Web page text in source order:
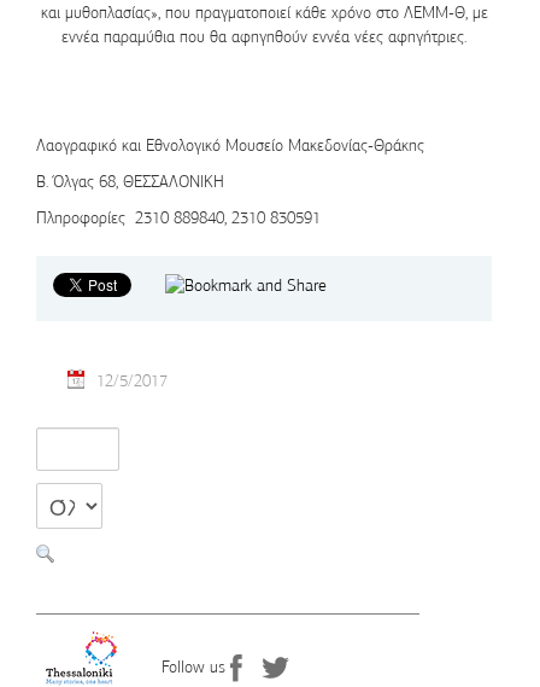
και μυθοπλασίας», που πραγματοποιεί κάθε χρόνο στο ΛΕΜΜ-Θ, με
εννέα παραμύθια που θα αφηγηθούν εννέα νέες αφηγήτριες.
Λαογραφικό και Εθνολογικό Μουσείο Μακεδονίας-Θράκης
Β. Όλγας 68, ΘΕΣΣΑΛΟΝΙΚΗ
Πληροφορίες 2310 889840, 2310 830591
12/5/2017
Follow us